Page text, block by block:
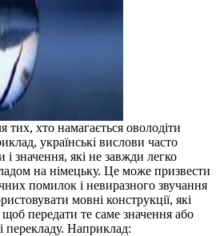
хто намагається оволодіти
українські вислови часто
і значення, які не завжди легко
на німецьку. Це може призвести
помилок і невиразного звучання
мовні конструкції, які
передати те саме значення або
перекладу. Наприклад: